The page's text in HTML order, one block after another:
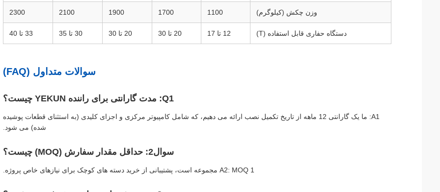
وزن چکش (کیلوگرم) 1100
1700
1900
2100
2300
دستگاه حفاری قابل استفاده (T) 12 تا 17 20 تا 30 20 تا 30 30 تا 35 33 تا 40
سوالات متداول (FAQ)
Q1: مدت گارانتی برای راننده YEKUN چیست؟
A1: ما یک گارانتی 12 ماهه از تاریخ تکمیل نصب ارائه می دهیم، که شامل کامپیوتر مرکزی و اجزای کلیدی (به استثنای قطعات پوشیده
شده) می شود.
سوال2: حداقل مقدار سفارش (MOQ) چیست؟
A2: MOQ 1 مجموعه است، پشتیبانی از خرید دسته های کوچک برای نیازهای خاص پروژه.